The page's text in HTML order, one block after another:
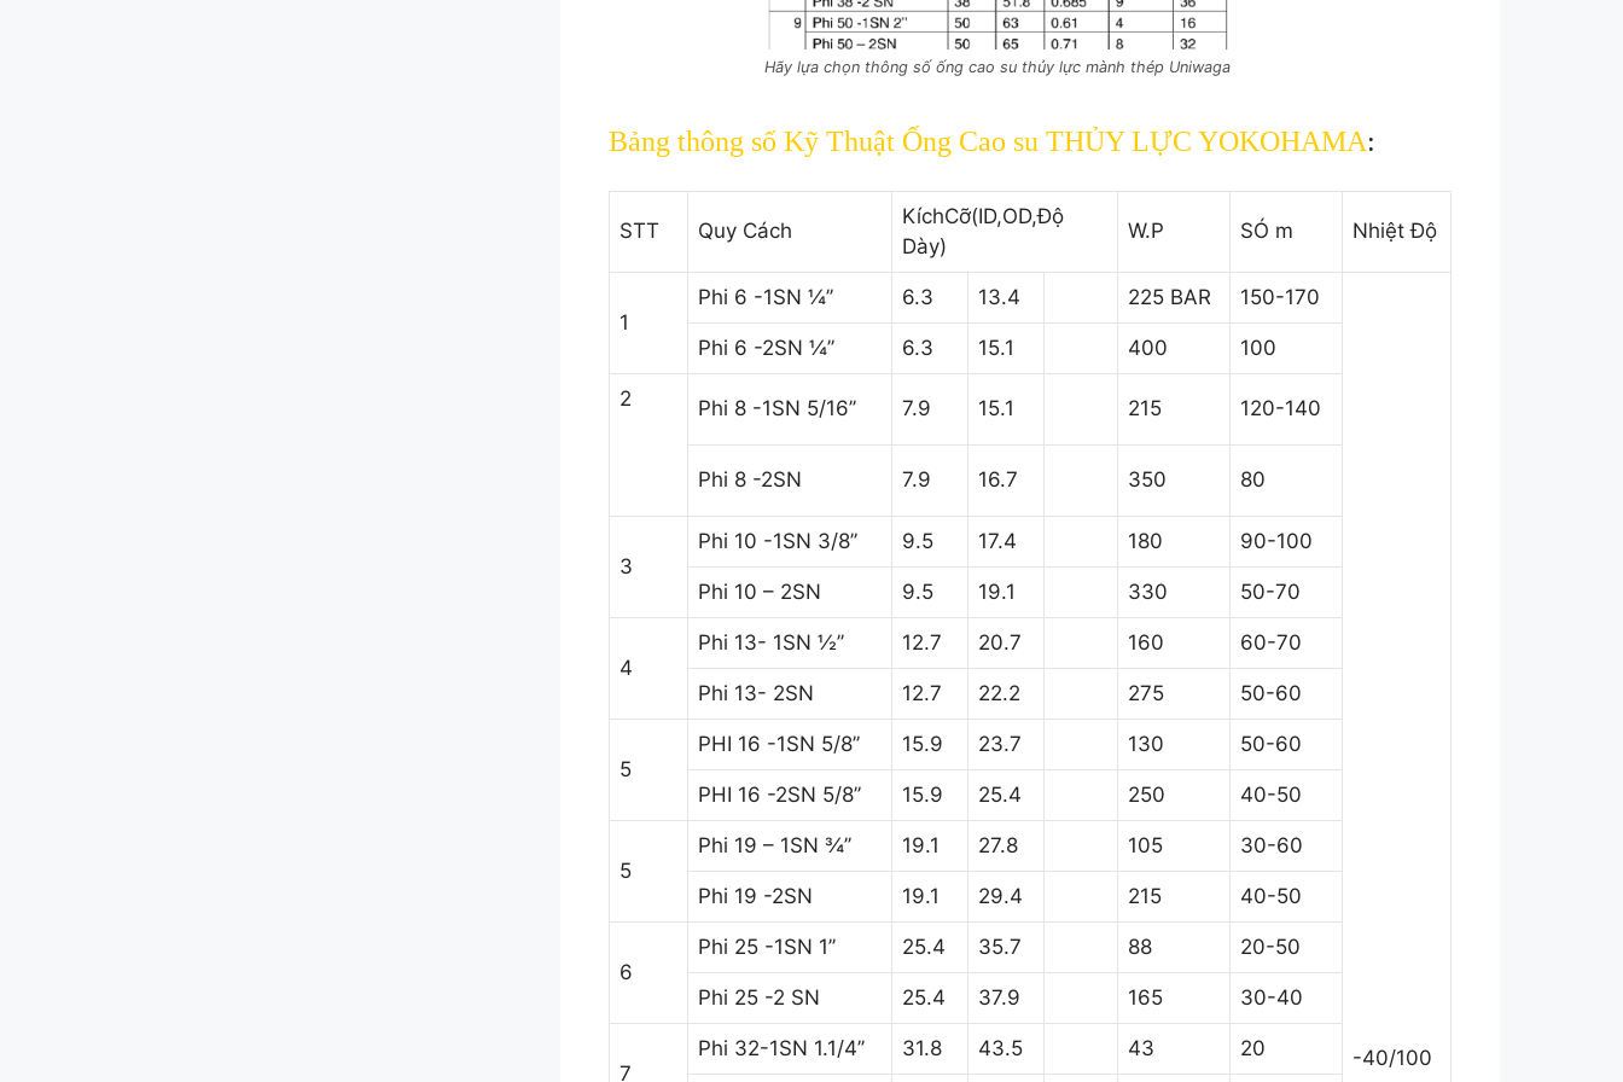
Hãy lựa chọn thông số ống cao su thủy lực mành thép Uniwaga
Bảng thông số Kỹ Thuật Ống Cao su THỦY LỰC YOKOHAMA:
STT Quy Cách
KíchCỡ(ID,OD,Độ
Dày)
W.P SÓ m Nhiệt Độ
1
Phi 6 -1SN ¼’’ 6.3 13.4 225 BAR 150-170
-40/100
Phi 6 -2SN ¼’’ 6.3 15.1 400 100
2 Phi 8 -1SN 5/16’’ 7.9 15.1 215 120-140
Phi 8 -2SN 7.9 16.7 350 80
3
Phi 10 -1SN 3/8’’ 9.5 17.4 180 90-100
Phi 10 – 2SN 9.5 19.1 330 50-70
4
Phi 13- 1SN ½’’ 12.7 20.7 160 60-70
Phi 13- 2SN 12.7 22.2 275 50-60
5
PHI 16 -1SN 5/8’’ 15.9 23.7 130 50-60
PHI 16 -2SN 5/8’’ 15.9 25.4 250 40-50
5
Phi 19 – 1SN ¾’’ 19.1 27.8 105 30-60
Phi 19 -2SN 19.1 29.4 215 40-50
6
Phi 25 -1SN 1’’ 25.4 35.7 88 20-50
Phi 25 -2 SN 25.4 37.9 165 30-40
7
Phi 32-1SN 1.1/4’’ 31.8 43.5 43 20